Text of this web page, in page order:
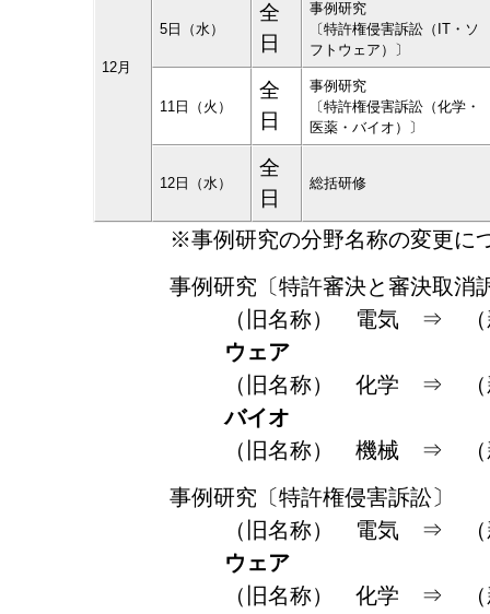
12月
5日（水）
全
日
事例研究
〔特許権侵害訴訟（IT・ソ
フトウェア）〕
11日（火）
全
日
事例研究
〔特許権侵害訴訟（化学・
医薬・バイオ）〕
12日（水）
全
日
総括研修
※事例研究の分野名称の変更に
事例研究〔特許審決と審決取消
（旧名称） 電気 ⇒
ウェア
（旧名称） 化学 ⇒
バイオ
（旧名称） 機械 ⇒
事例研究〔特許権侵害訴訟〕
（旧名称） 電気 ⇒
ウェア
（旧名称） 化学 ⇒